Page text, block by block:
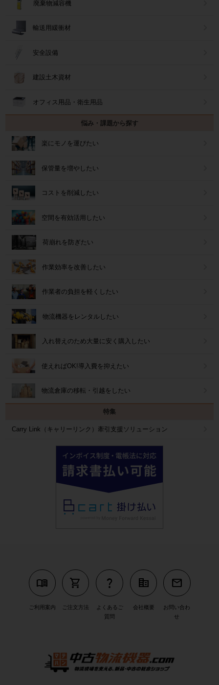
廃棄物減容機
輸送用緩衝材
安全設備
建設土木資材
オフィス用品・衛生用品
悩み・課題から探す
楽にモノを運びたい
保管量を増やしたい
コストを削減したい
空間を有効活用したい
荷崩れを防ぎたい
作業効率を改善したい
作業者の負担を軽くしたい
物流機器をレンタルしたい
入れ替えのため大量に安く購入したい
使えればOK!導入費を抑えたい
物流倉庫の移転・引越をしたい
特集
Carry Link（キャリーリンク）牽引支援ソリューション
menu_book
ご利用案内
shopping_cart
ご注文方法
question_mark
よくあるご
質問
corporate_fare
会社概要
mail
お問い合わ
せ